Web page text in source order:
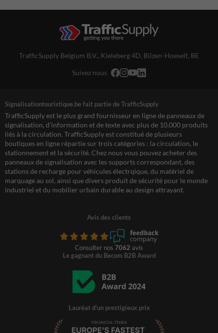
TrafficSupply Belgium B.V., Kieleberg 4D, Bilzen-Hoeselt, BE
Suivez nous
Signalisationtouristique.be fait partie de TrafficSupply
TrafficSupply est le plus grand fournisseur en ligne de panneaux de
signalisation, d'information et de texte avec plus de 10.000 produits
liés à la circulation. TrafficSupply est constitué de plusieurs
boutiques en ligne répartie sur trois catégories : la circulation, le
stationnement et la sécurité. Chez nous vous pouvez acheter des
panneaux de signalisation avec les supports correspondant, des
stations de recharge pour véhicules électrqique, du matériel de
marquage au sol, ainsi que divers produit de sécurité pour le monde
industriel et du mobilier urbain durable au design attrayant.
Avis des clients
Consulter nos 7062 avis
Le gagnant du Becom B2B Award
Lauréat d'un prestigieux prix